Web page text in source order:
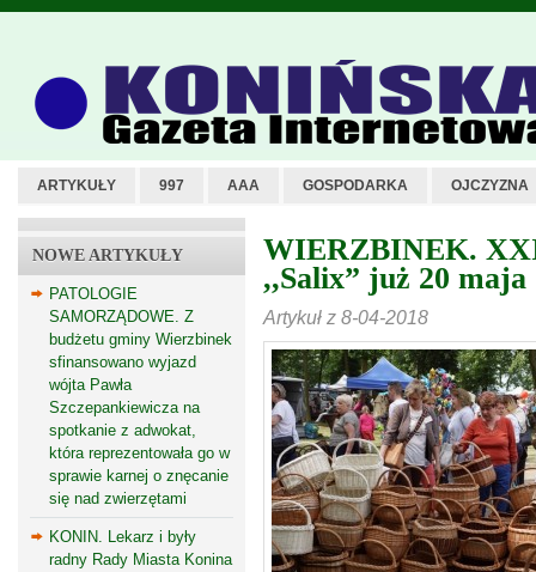
ARTYKUŁY 997 AAA GOSPODARKA OJCZYZNA
NOWE ARTYKUŁY
PATOLOGIE
SAMORZĄDOWE. Z
budżetu gminy Wierzbinek
sfinansowano wyjazd
wójta Pawła
Szczepankiewicza na
spotkanie z adwokat,
która reprezentowała go w
sprawie karnej o znęcanie
się nad zwierzętami
KONIN. Lekarz i były
radny Rady Miasta Konina
WIERZBINEK.
,,Salix” już 20 maja
Artykuł z 8-04-2018